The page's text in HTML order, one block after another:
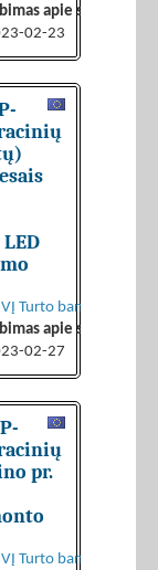
apie sutarties
02-23
VĮ Turto bankas
apie sutarties
02-27
pr.
VĮ Turto bankas